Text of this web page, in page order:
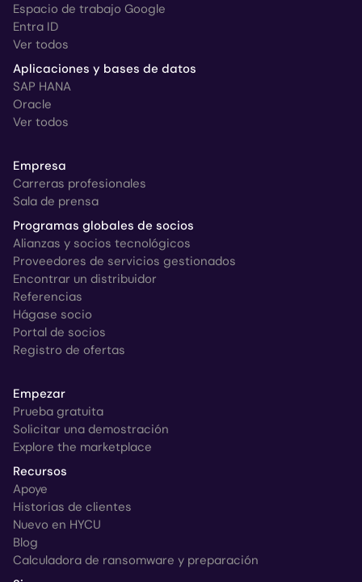
Espacio de trabajo Google
Entra ID
Ver todos
Aplicaciones y bases de datos
SAP HANA
Oracle
Ver todos
Empresa
Carreras profesionales
Sala de prensa
Programas globales de socios
Alianzas y socios tecnológicos
Proveedores de servicios gestionados
Encontrar un distribuidor
Referencias
Hágase socio
Portal de socios
Registro de ofertas
Empezar
Prueba gratuita
Solicitar una demostración
Explore the marketplace
Recursos
Apoye
Historias de clientes
Nuevo en HYCU
Blog
Calculadora de ransomware y preparación